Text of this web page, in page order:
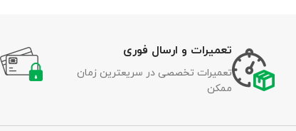
تعمیرات و ارسال فوری
تعمیرات تخصصی در سریعترین زمان
ممکن